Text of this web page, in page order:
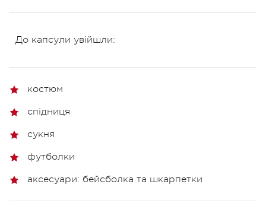
До капсули увійшли:
костюм
спідниця
сукня
футболки
аксесуари: бейсболка та шкарпетки